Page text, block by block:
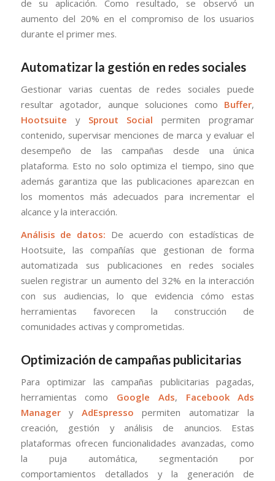
de su aplicación. Como resultado, se observó un
aumento del 20% en el compromiso de los usuarios
durante el primer mes.
Automatizar la gestión en redes sociales
Gestionar varias cuentas de redes sociales puede
resultar agotador, aunque soluciones como Buffer,
Hootsuite y Sprout Social permiten programar
contenido, supervisar menciones de marca y evaluar el
desempeño de las campañas desde una única
plataforma. Esto no solo optimiza el tiempo, sino que
además garantiza que las publicaciones aparezcan en
los momentos más adecuados para incrementar el
alcance y la interacción.
Análisis de datos: De acuerdo con estadísticas de
Hootsuite, las compañías que gestionan de forma
automatizada sus publicaciones en redes sociales
suelen registrar un aumento del 32% en la interacción
con sus audiencias, lo que evidencia cómo estas
herramientas favorecen la construcción de
comunidades activas y comprometidas.
Optimización de campañas publicitarias
Para optimizar las campañas publicitarias pagadas,
herramientas como Google Ads, Facebook Ads
Managery AdEspresso permiten automatizar la
creación, gestión y análisis de anuncios. Estas
plataformas ofrecen funcionalidades avanzadas, como
la puja automática, segmentación por
comportamientos detallados y la generación de